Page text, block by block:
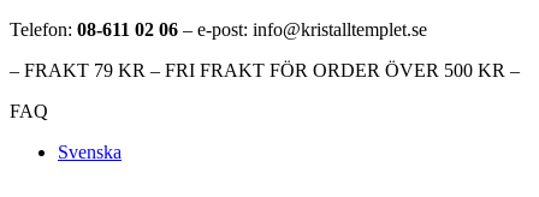
Telefon: 08-611 02 06 – e-post: info@kristalltemplet.se
– FRAKT 79 KR – FRI FRAKT FÖR ORDER ÖVER 500 KR –
FAQ
Svenska